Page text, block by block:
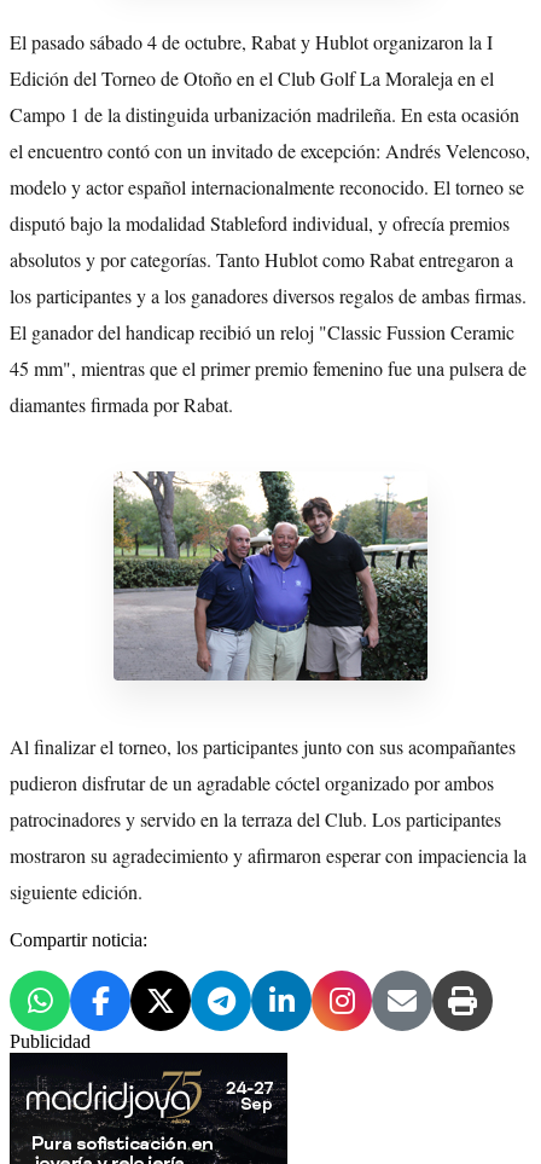
El pasado sábado 4 de octubre, Rabat y Hublot organizaron la I
Edición del Torneo de Otoño en el Club Golf La Moraleja en el
Campo 1 de la distinguida urbanización madrileña. En esta ocasión
el encuentro contó con un invitado de excepción: Andrés Velencoso,
modelo y actor español internacionalmente reconocido. El torneo se
disputó bajo la modalidad Stableford individual, y ofrecía premios
absolutos y por categorías. Tanto Hublot como Rabat entregaron a
los participantes y a los ganadores diversos regalos de ambas firmas.
El ganador del handicap recibió un reloj "Classic Fussion Ceramic
45 mm", mientras que el primer premio femenino fue una pulsera de
diamantes firmada por Rabat.
Al finalizar el torneo, los participantes junto con sus acompañantes
pudieron disfrutar de un agradable cóctel organizado por ambos
patrocinadores y servido en la terraza del Club. Los participantes
mostraron su agradecimiento y afirmaron esperar con impaciencia la
siguiente edición.
Compartir noticia:
Publicidad